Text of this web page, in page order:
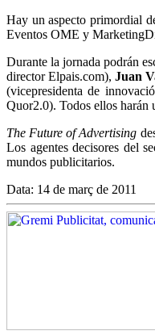
Hay un aspecto primordial
Eventos OME y
Durante la jornada podrán
director Elpais.com),Juan
(vicepresidenta de
Quor2.0). Todos ellos harán
The Future of Advertising
Los agentes decisores del
mundos publicitarios.
Data: 14 de març de 2011